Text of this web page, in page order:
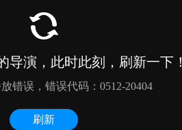
导演，此时此刻，刷新一下！
错误，错误代码：0512-20404
刷新